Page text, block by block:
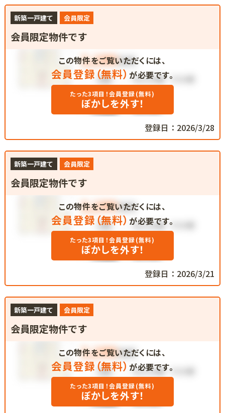
新築一戸建て 会員限定
会員限定物件です
この物件をご覧いただくには、
会員登録（無料） が必要です。
たった3項目！会員登録(無料)
ぼかしを外す！
登録日：2026/3/28
新築一戸建て 会員限定
会員限定物件です
この物件をご覧いただくには、
会員登録（無料） が必要です。
たった3項目！会員登録(無料)
ぼかしを外す！
登録日：2026/3/21
新築一戸建て 会員限定
会員限定物件です
この物件をご覧いただくには、
会員登録（無料） が必要です。
たった3項目！会員登録(無料)
ぼかしを外す！